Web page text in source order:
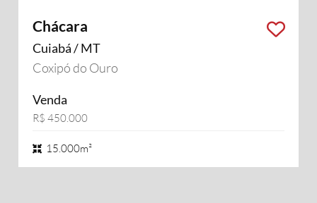
Chácara
Cuiabá / MT
Coxipó do Ouro
Venda
R$ 450.000
15.000m²